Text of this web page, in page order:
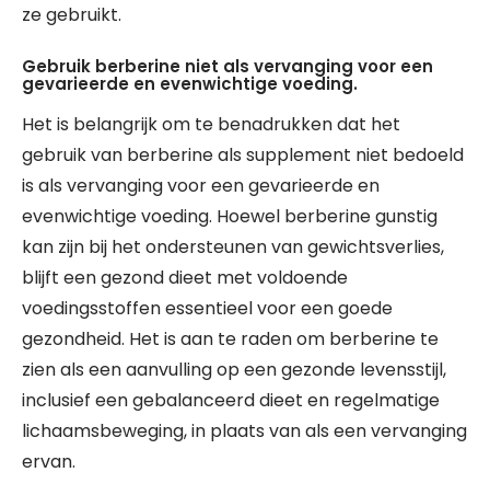
ze gebruikt.
Gebruik berberine niet als vervanging voor een
gevarieerde en evenwichtige voeding.
Het is belangrijk om te benadrukken dat het
gebruik van berberine als supplement niet bedoeld
is als vervanging voor een gevarieerde en
evenwichtige voeding. Hoewel berberine gunstig
kan zijn bij het ondersteunen van gewichtsverlies,
blijft een gezond dieet met voldoende
voedingsstoffen essentieel voor een goede
gezondheid. Het is aan te raden om berberine te
zien als een aanvulling op een gezonde levensstijl,
inclusief een gebalanceerd dieet en regelmatige
lichaamsbeweging, in plaats van als een vervanging
ervan.